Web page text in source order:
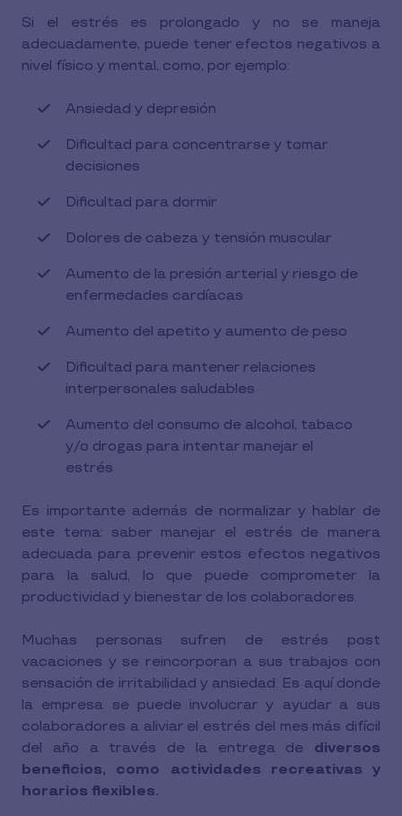
Si el estrés es prolongado y no se maneja
adecuadamente, puede tener efectos negativos a
nivel físico y mental, como, por ejemplo:
Ansiedad y depresión
Dificultad para concentrarse y tomar
decisiones
Dificultad para dormir
Dolores de cabeza y tensión muscular
Aumento de la presión arterial y riesgo de
enfermedades cardíacas
Aumento del apetito y aumento de peso
Dificultad para mantener relaciones
interpersonales saludables
Aumento del consumo de alcohol, tabaco
y/o drogas para intentar manejar el
estrés
Es importante además de normalizar y hablar de
este tema: saber manejar el estrés de manera
adecuada para prevenir estos efectos negativos
para la salud, lo que puede comprometer la
productividad y bienestar de los colaboradores.
Muchas personas sufren de estrés post
vacaciones y se reincorporan a sus trabajos con
sensación de irritabilidad y ansiedad. Es aquí donde
la empresa se puede involucrar y ayudar a sus
colaboradores a aliviar el estrés del mes más difícil
del año a través de la entrega de diversos
beneficios, como actividades recreativas y
horarios flexibles.